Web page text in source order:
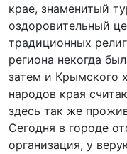
крае, знаменитый
оздоровительный
традиционных
региона некогда
затем и Крымского
народов края
здесь так же
Сегодня в городе
организация, у